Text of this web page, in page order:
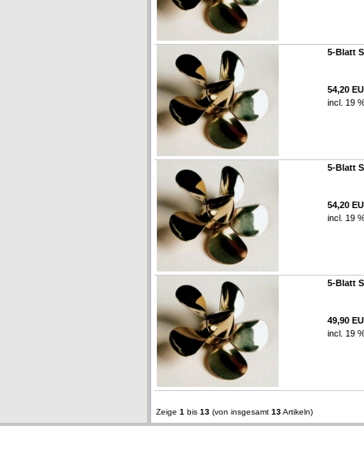
5-Blatt
54,20
incl. 19
5-Blatt
54,20
incl. 19
5-Blatt
49,90
incl. 19
Zeige 1 bis 13 (von insgesamt 13Artikeln)